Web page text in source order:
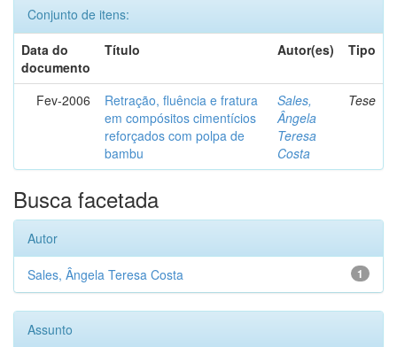
Conjunto de itens:
Data do
documento
Título Autor(es) Tipo
Fev-2006
Retração, fluência e fratura
em compósitos cimentícios
reforçados com polpa de
bambu
Sales,
Ângela
Teresa
Costa
Tese
Busca facetada
Autor
1
Sales, Ângela Teresa Costa
Assunto